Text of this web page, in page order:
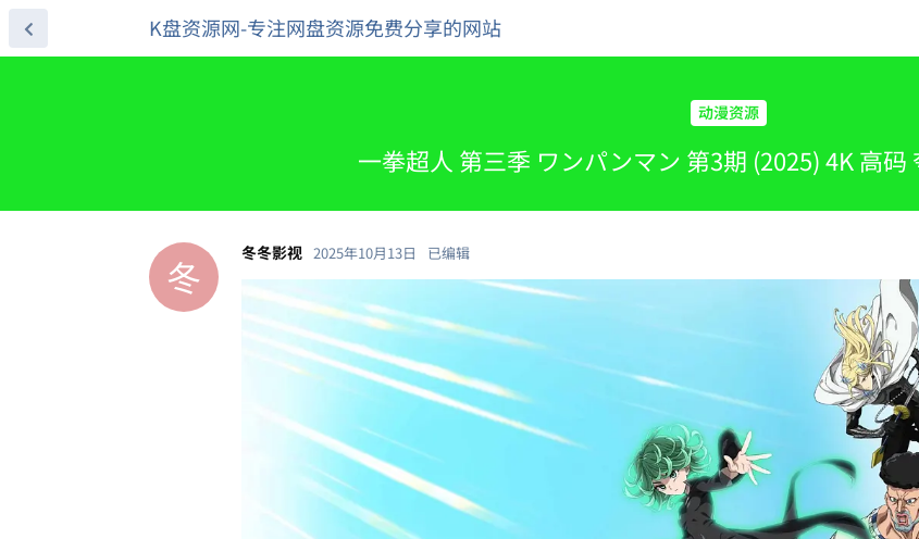
K盘资源网-专注网盘资源免费分享的网站
动漫资源
一拳超人 第三季 ワンパンマン 第3期 (2025) 4K 高
冬 冬冬影视 2025年10月13日 已编辑